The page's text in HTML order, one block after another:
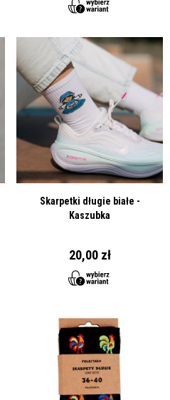
Skarpetki długie białe -
Kaszubka
20,00 zł